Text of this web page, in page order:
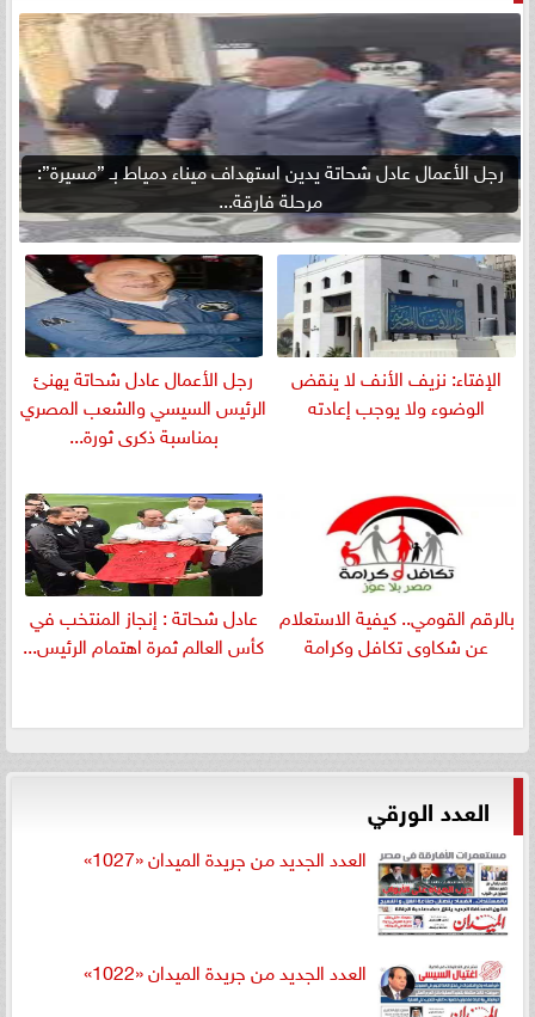
رجل الأعمال عادل شحاتة يدين استهداف ميناء دمياط بـ ”مسيرة”:
مرحلة فارقة...
الإفتاء: نزيف الأنف لا ينقض
الوضوء ولا يوجب إعادته
رجل الأعمال عادل شحاتة يهنئ
الرئيس السيسي والشعب المصري
بمناسبة ذكرى ثورة...
بالرقم القومي.. كيفية الاستعلام
عن شكاوى تكافل وكرامة
عادل شحاتة : إنجاز المنتخب في
كأس العالم ثمرة اهتمام الرئيس...
العدد الورقي
العدد الجديد من جريدة الميدان «1027»
العدد الجديد من جريدة الميدان «1022»